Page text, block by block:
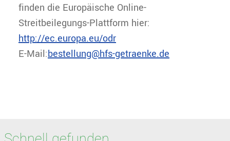
finden die Europäische Online-
Streitbeilegungs-Plattform hier:
http://ec.europa.eu/odr
E-Mail:bestellung@hfs-getraenke.de